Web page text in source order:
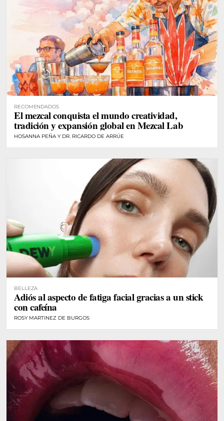
RECOMENDADOS
El mezcal conquista el mundo creatividad,
tradición y expansión global en Mezcal Lab
HOSANNA PEÑA Y DR. RICARDO DE ARRÚE
BELLEZA
Adiós al aspecto de fatiga facial gracias a un stick
con cafeína
ROSY MARTINEZ DE BURGOS